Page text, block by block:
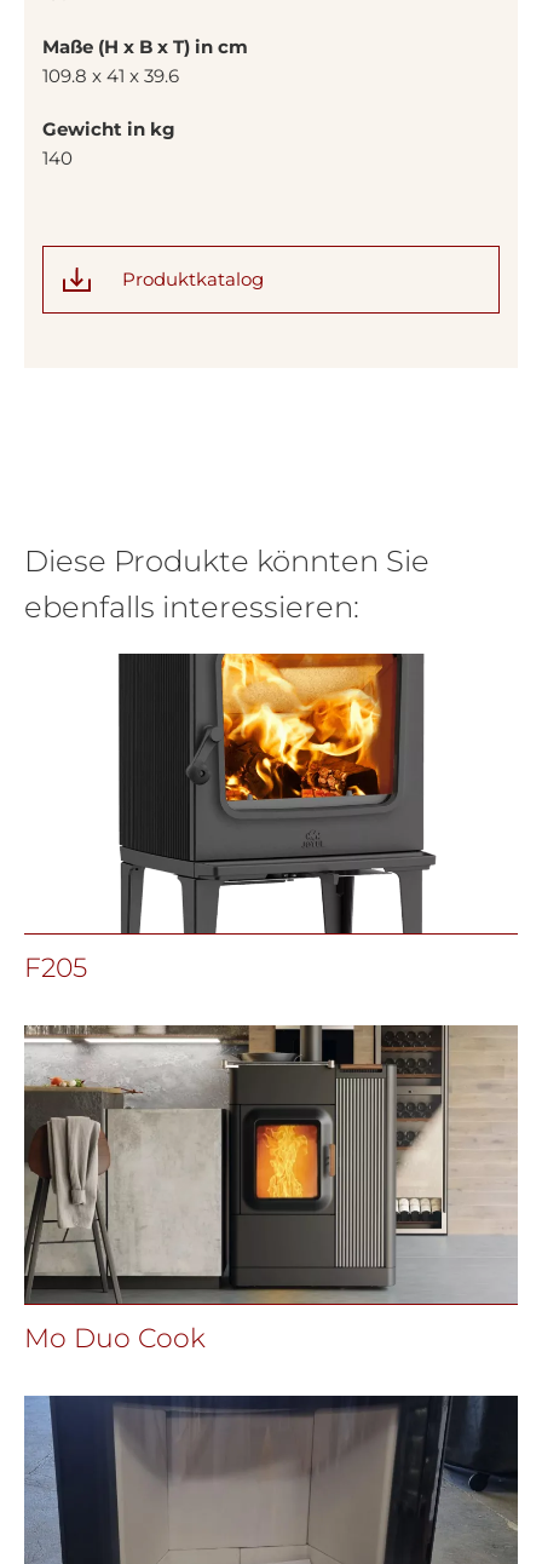
Maße (H x B x T) in cm
109.8 x 41 x 39.6
Gewicht in kg
140
Produktkatalog
Diese Produkte könnten Sie
ebenfalls interessieren:
F205
Mo Duo Cook